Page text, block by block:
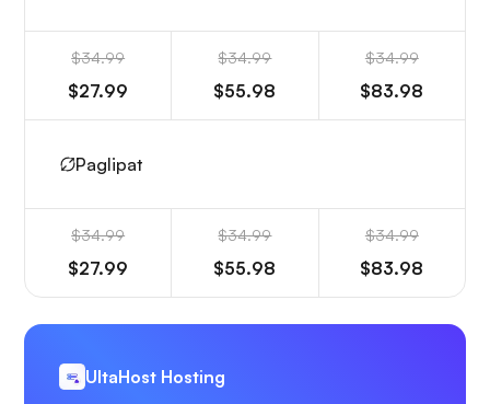
$34.99
$27.99
$34.99
$55.98
$34.99
$83.98
Paglipat
$34.99
$27.99
$34.99
$55.98
$34.99
$83.98
UltaHost Hosting